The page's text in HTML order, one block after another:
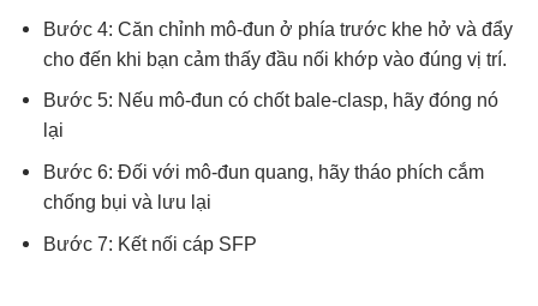
Bước 4: Căn chỉnh mô-đun ở phía trước khe hở và đẩy
cho đến khi bạn cảm thấy đầu nối khớp vào đúng vị trí.
Bước 5: Nếu mô-đun có chốt bale-clasp, hãy đóng nó
lại
Bước 6: Đối với mô-đun quang, hãy tháo phích cắm
chống bụi và lưu lại
Bước 7: Kết nối cáp SFP